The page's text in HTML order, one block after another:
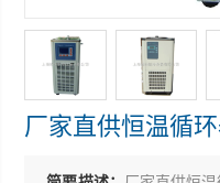
厂家直供恒温循